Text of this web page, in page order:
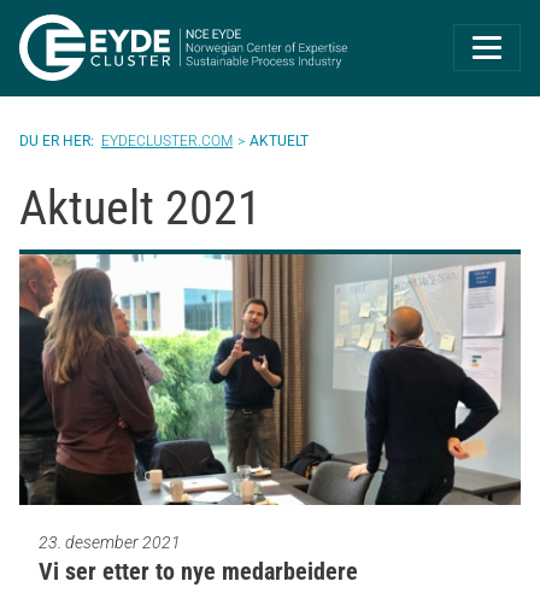
Eyde-Cluster |
EYDECLUSTER.COM AKTUELT
Aktuelt 2021
23. desember 2021
Vi ser etter to nye medarbeidere